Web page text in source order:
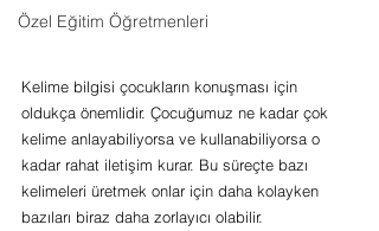
Özel Eğitim Öğretmenleri
Kelime bilgisi çocukların konuşması için
oldukça önemlidir. Çocuğumuz ne kadar çok
kelime anlayabiliyorsa ve kullanabiliyorsa o
kadar rahat iletişim kurar. Bu süreçte bazı
kelimeleri üretmek onlar için daha kolayken
bazıları biraz daha zorlayıcı olabilir.